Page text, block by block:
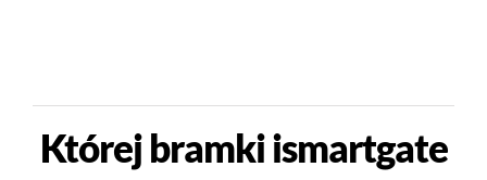
Której bramki ismartgate